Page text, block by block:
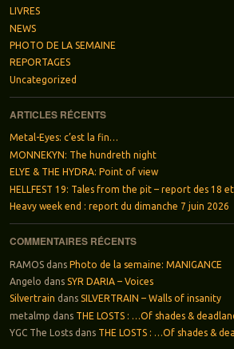
LIVRES
NEWS
PHOTO DE LA SEMAINE
REPORTAGES
Uncategorized
ARTICLES RÉCENTS
Metal-Eyes: c’est la fin…
MONNEKYN: The hundreth night
ELYE & THE HYDRA: Point of view
HELLFEST 19: Tales from the pit – report des 18
Heavy week end : report du dimanche 7 juin 2026
COMMENTAIRES RÉCENTS
RAMOSdans Photo de la semaine: MANIGANCE
Angelo dans SYR DARIA – Voices
Silvertrain dans SILVERTRAIN – Walls of insanity
metalmp dans THE LOSTS : …Of shades &
YGC The Lostsdans THE LOSTS : …Of shades &